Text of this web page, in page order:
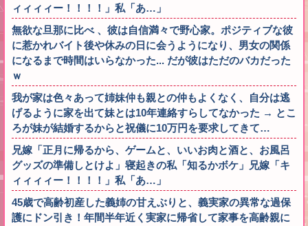
ィィィィー！！！！」私「あ…」
無欲な旦那に比べ 、彼は自信満々で野心家。ポジティブな彼
に惹かれバイト後や休みの日に会うようになり、男女の関係
になるまで時間はいらなかった... だが彼はただのバカだった
ｗ
我が家は色々あって姉妹仲も親との仲もよくなく、自分は逃
げるように家を出て妹とは10年連絡すらしてなかった → とこ
ろが妹が結婚するからと祝儀に10万円を要求してきて…
兄嫁「正月に帰るから、ゲームと、いいお肉と酒と、お風呂
グッズの準備しとけよ」寝起きの私「知るかボケ」兄嫁「キ
ィィィィー！！！！」私「あ…」
45歳で高齢初産した義姉の甘えぶりと、義実家の異常な過保
護にドン引き！年間半年近く実家に帰省して家事を高齢親に